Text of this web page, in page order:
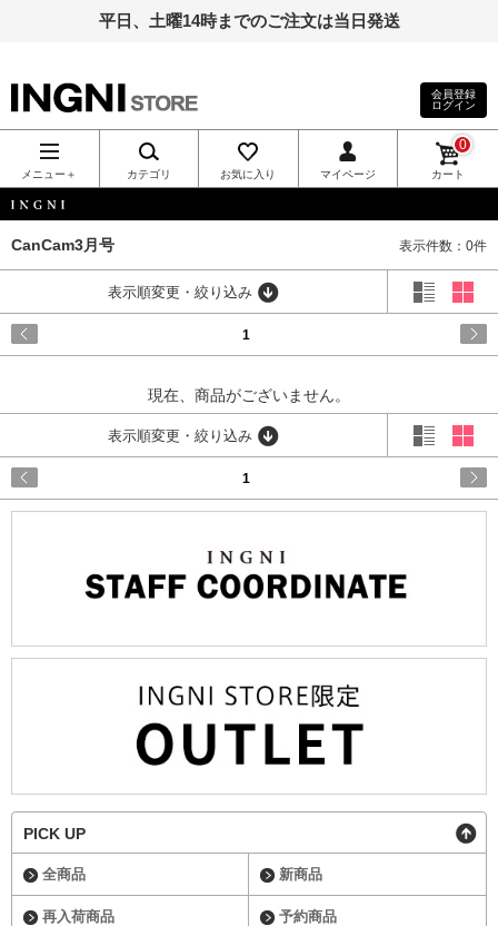
平日、土曜14時までのご注文は当日発送
INGNI（イン
グ）公式通
販｜INGNI
STORE
会員登録
ログイン
メニュー＋ カテゴリ お気に入り マイページ カート
0
CanCam3月号 表示件数：0件
表示順変更・絞り込み
1
現在、商品がございません。
表示順変更・絞り込み
1
PICK UP
全商品 新商品
再入荷商品 予約商品